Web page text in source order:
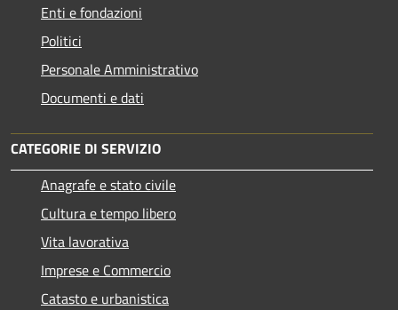
Enti e fondazioni
Politici
Personale Amministrativo
Documenti e dati
CATEGORIE DI SERVIZIO
Anagrafe e stato civile
Cultura e tempo libero
Vita lavorativa
Imprese e Commercio
Catasto e urbanistica